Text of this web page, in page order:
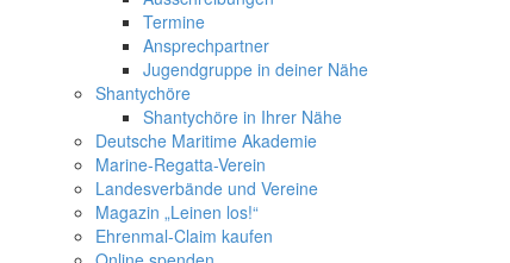
Termine
Ansprechpartner
Jugendgruppe in deiner Nähe
Shantychöre
Shantychöre in Ihrer Nähe
Deutsche Maritime Akademie
Marine-Regatta-Verein
Landesverbände und Vereine
Magazin „Leinen los!“
Ehrenmal-Claim kaufen